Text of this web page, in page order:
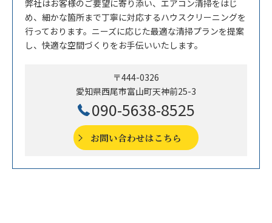
弊社はお客様のご要望に寄り添い、エアコン清掃をはじ
め、細かな箇所まで丁寧に対応するハウスクリーニングを
行っております。ニーズに応じた最適な清掃プランを提案
し、快適な空間づくりをお手伝いいたします。
〒444-0326
愛知県西尾市富山町天神前25-3
090-5638-8525
お問い合わせはこちら